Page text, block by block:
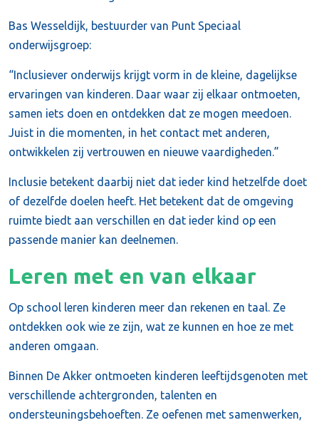
Bas Wesseldijk, bestuurder van Punt Speciaal
onderwijsgroep:
“Inclusiever onderwijs krijgt vorm in de kleine, dagelijkse
ervaringen van kinderen. Daar waar zij elkaar ontmoeten,
samen iets doen en ontdekken dat ze mogen meedoen.
Juist in die momenten, in het contact met anderen,
ontwikkelen zij vertrouwen en nieuwe vaardigheden.”
Inclusie betekent daarbij niet dat ieder kind hetzelfde doet
of dezelfde doelen heeft. Het betekent dat de omgeving
ruimte biedt aan verschillen en dat ieder kind op een
passende manier kan deelnemen.
Leren met en van elkaar
Op school leren kinderen meer dan rekenen en taal. Ze
ontdekken ook wie ze zijn, wat ze kunnen en hoe ze met
anderen omgaan.
Binnen De Akker ontmoeten kinderen leeftijdsgenoten met
verschillende achtergronden, talenten en
ondersteuningsbehoeften. Ze oefenen met samenwerken,